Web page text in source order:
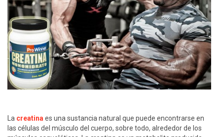
La creatina es una sustancia natural que puede encontrarse en
las células del músculo del cuerpo, sobre todo, alrededor de los